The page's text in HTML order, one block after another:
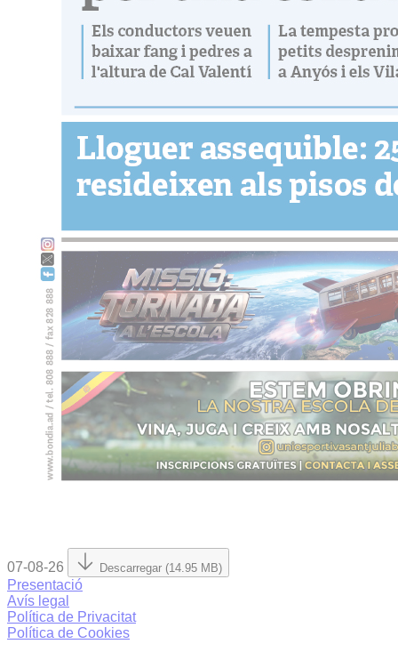
07-08-26 Descarregar (14.95 MB)
Presentació
Avís legal
Política de Privacitat
Política de Cookies